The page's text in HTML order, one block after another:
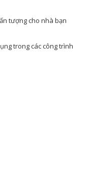
tượng cho nhà bạn
trong các công trình